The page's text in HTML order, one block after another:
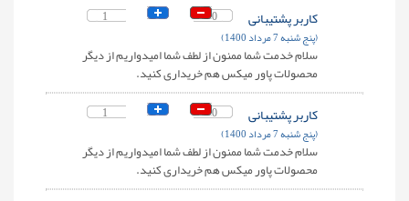
1 0 کاربر پشتیبانی
(پنج شنبه 7 مرداد 1400)
سلام خدمت شما ممنون از لطف شما امیدواریم از دیگر
محصولات پاور میکس هم خریداری کنید.
1 0 کاربر پشتیبانی
(پنج شنبه 7 مرداد 1400)
سلام خدمت شما ممنون از لطف شما امیدواریم از دیگر
محصولات پاور میکس هم خریداری کنید.